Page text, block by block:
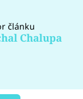
článku
Chalupa